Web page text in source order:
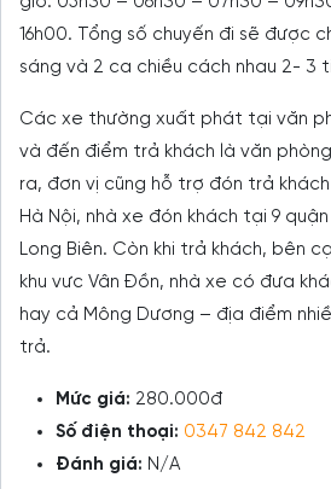
16h00. Tổng số chuyến đi sẽ được
sáng và 2 ca chiều cách nhau 2- 3
Các xe thường xuất phát tại văn
và đến điểm trả khách là văn
ra, đơn vị cũng hỗ trợ đón trả
Hà Nội, nhà xe đón khách tại 9
Long Biên. Còn khi trả khách, bên
khu vưc Vân Đồn, nhà xe có đưa
hay cả Mông Dương – địa điểm
trả.
Mức giá: 280.000đ
Số điện thoại: 0347 842 842
Đánh giá: N/A